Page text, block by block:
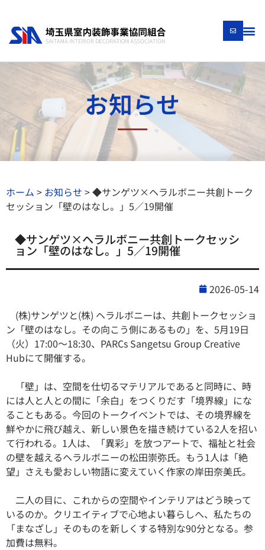
お知らせ
ホーム > お知らせ >◆サンゲツ×ヘラルボニー共創トーク
セッション「壁のはなし。」5／19開催
◆サンゲツ×ヘラルボニー共創トークセッシ
ョン「壁のはなし。」5／19開催
2026-05-14
(株)サンゲツと(株) ヘラルボニーは、共創トークセッショ
ン「壁のはなし。その向こう側にあるもの」を、5月19日
（火）17:00～18:30、PARCs Sangetsu Group Creative
Hubにて開催する。
「壁」は、空間を仕切るマテリアルであると同時に、時
には人と人との間に「余白」をつくりだす「境界線」にな
ることもある。今回のトークイベントでは、その境界線を
鮮やかに飛び越え、新しい景色を描き続けている2人を招い
て行われる。1人は、「異彩」を放つアートで、福祉と社会
の壁を越えるヘラルボニーの松田崇弥氏。もう1人は「絶
望」さえも愛おしい物語に変えていく作家の岸田奈美氏。
二人の目に、これからの空間やインテリアはどう映って
いるのか。クリエイティブで心地よい暮らしへ、私たちの
「まなざし」そのものを新しくする特別な90分となる。参
加費は無料。